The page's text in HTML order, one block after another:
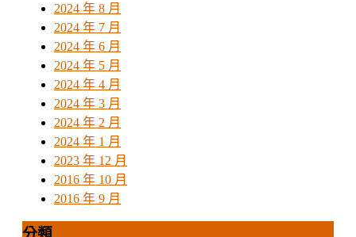
2024 年 8 月
2024 年 7 月
2024 年 6 月
2024 年 5 月
2024 年 4 月
2024 年 3 月
2024 年 2 月
2024 年 1 月
2023 年 12 月
2016 年 10 月
2016 年 9 月